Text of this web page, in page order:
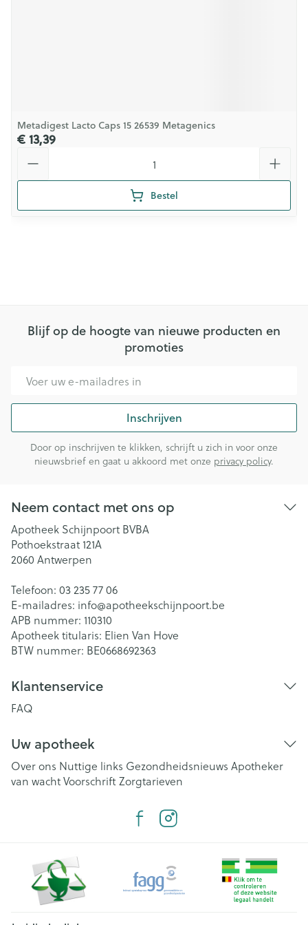
Metadigest Lacto Caps 15 26539 Metagenics
€ 13,39
Bestel
Blijf op de hoogte van nieuwe producten en
promoties
Inschrijven
Door op inschrijven te klikken, schrijft u zich in voor onze
nieuwsbrief en gaat u akkoord met onze privacy policy.
Neem contact met ons op
Apotheek Schijnpoort BVBA
Pothoekstraat 121A
2060 Antwerpen
Telefoon: 03 235 77 06
E-mailadres: info@apotheekschijnpoort.be
APB nummer: 110310
Apotheek titularis: Elien Van Hove
BTW nummer: BE0668692363
Klantenservice
FAQ
Uw apotheek
Over ons Nuttige links Gezondheidsnieuws Apotheker
van wachtVoorschriftZorgtarieven